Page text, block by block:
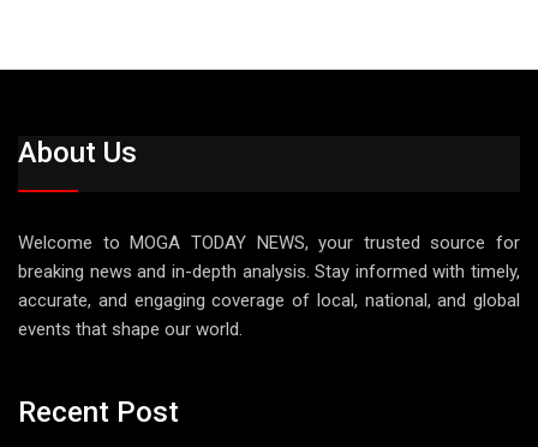
About Us
Welcome to MOGA TODAY NEWS, your trusted source for
breaking news and in-depth analysis. Stay informed with timely,
accurate, and engaging coverage of local, national, and global
events that shape our world.
Recent Post